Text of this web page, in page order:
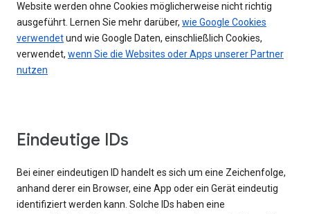
Website werden ohne Cookies möglicherweise nicht richtig
ausgeführt. Lernen Sie mehr darüber, wie Google Cookies
verwendetund wie Google Daten, einschließlich Cookies,
verwendet, wenn Sie die Websites oder Apps unserer Partner
nutzen
Eindeutige IDs
Bei einer eindeutigen ID handelt es sich um eine Zeichenfolge,
anhand derer ein Browser, eine App oder ein Gerät eindeutig
identifiziert werden kann. Solche IDs haben eine